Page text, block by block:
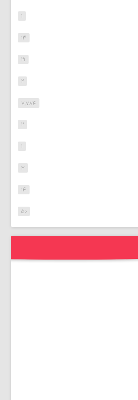
۱
۱۳
۲۱
۲
۷,۷۸۴
۲
۱
۳
۱۴
۵۰